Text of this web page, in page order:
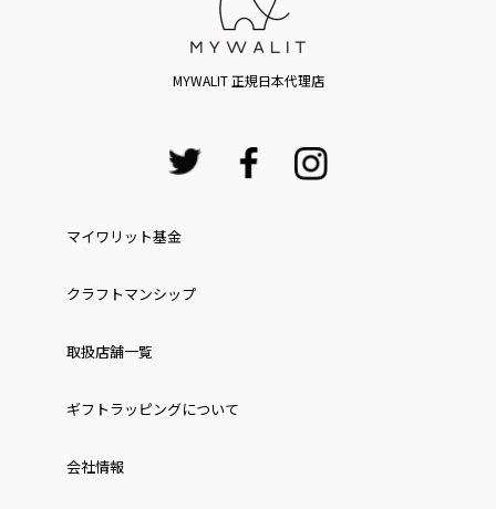
MYWALIT 正規日本代理店
マイワリット基金
クラフトマンシップ
取扱店舗一覧
ギフトラッピングについて
会社情報